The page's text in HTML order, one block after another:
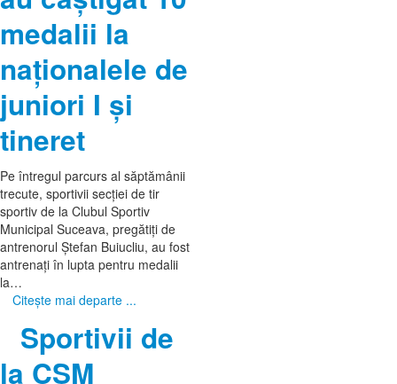
medalii la
naţionalele de
juniori I şi
tineret
Pe întregul parcurs al săptămânii
trecute, sportivii secţiei de tir
sportiv de la Clubul Sportiv
Municipal Suceava, pregătiţi de
antrenorul Ştefan Buiucliu, au fost
antrenaţi în lupta pentru medalii
la…
Citeşte mai departe ...
Sportivii de
la CSM